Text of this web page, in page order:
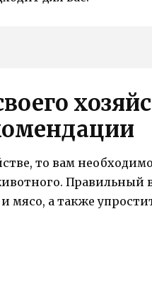
то вам
Правильный
мясо, а также